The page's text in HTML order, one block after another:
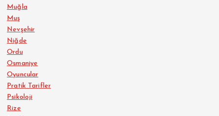
Muğla
Muş
Nevşehir
Niğde
Ordu
Osmaniye
Oyuncular
Pratik Tarifler
Psikoloji
Rize